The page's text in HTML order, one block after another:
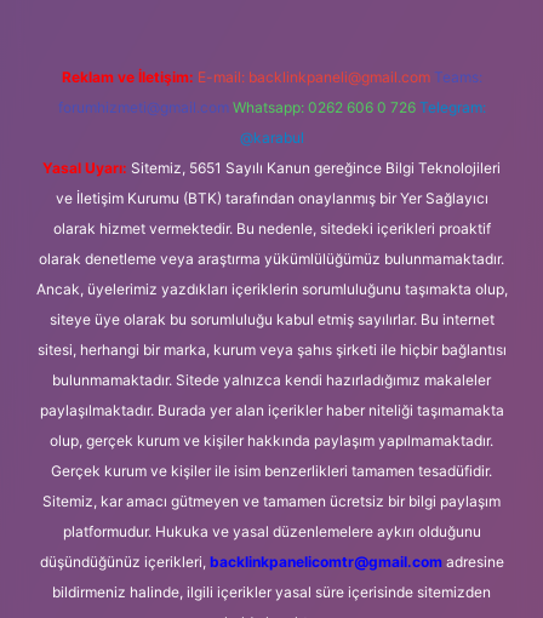
Reklam ve İletişim: E-mail: backlinkpaneli@gmail.com Teams:
forumhizmeti@gmail.com Whatsapp: 0262 606 0 726 Telegram:
@karabul
Yasal Uyarı: Sitemiz, 5651 Sayılı Kanun gereğince Bilgi Teknolojileri
ve İletişim Kurumu (BTK) tarafından onaylanmış bir Yer Sağlayıcı
olarak hizmet vermektedir. Bu nedenle, sitedeki içerikleri proaktif
olarak denetleme veya araştırma yükümlülüğümüz bulunmamaktadır.
Ancak, üyelerimiz yazdıkları içeriklerin sorumluluğunu taşımakta olup,
siteye üye olarak bu sorumluluğu kabul etmiş sayılırlar. Bu internet
sitesi, herhangi bir marka, kurum veya şahıs şirketi ile hiçbir bağlantısı
bulunmamaktadır. Sitede yalnızca kendi hazırladığımız makaleler
paylaşılmaktadır. Burada yer alan içerikler haber niteliği taşımamakta
olup, gerçek kurum ve kişiler hakkında paylaşım yapılmamaktadır.
Gerçek kurum ve kişiler ile isim benzerlikleri tamamen tesadüfidir.
Sitemiz, kar amacı gütmeyen ve tamamen ücretsiz bir bilgi paylaşım
platformudur. Hukuka ve yasal düzenlemelere aykırı olduğunu
düşündüğünüz içerikleri, backlinkpanelicomtr@gmail.comadresine
bildirmeniz halinde, ilgili içerikler yasal süre içerisinde sitemizden